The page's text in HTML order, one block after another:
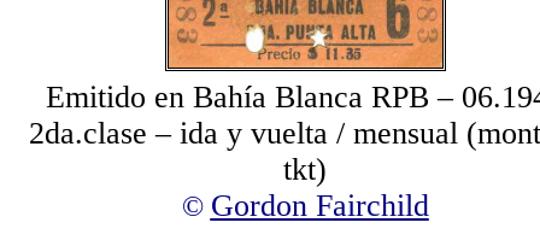
Emitido en Bahía Blanca RPB –
2da.clase – ida y vuelta / mensual
tkt)
© Gordon Fairchild